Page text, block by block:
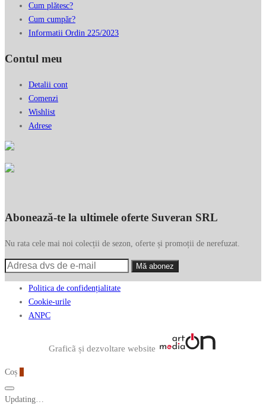
Cum plătesc?
Cum cumpăr?
Informatii Ordin 225/2023
Contul meu
Detalii cont
Comenzi
Wishlist
Adrese
Abonează-te la ultimele oferte Suveran SRL
Nu rata cele mai noi colecții de sezon, oferte și promoții de nerefuzat.
Politica de confidențialitate
Cookie-urile
ANPC
Graficã și dezvoltare website
Coș
Updating…